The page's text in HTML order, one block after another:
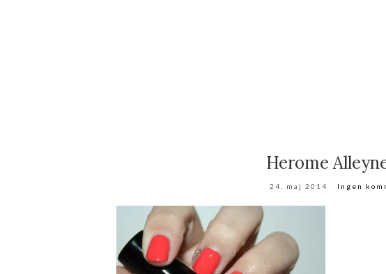
Herome
24. maj 2014 Ingen